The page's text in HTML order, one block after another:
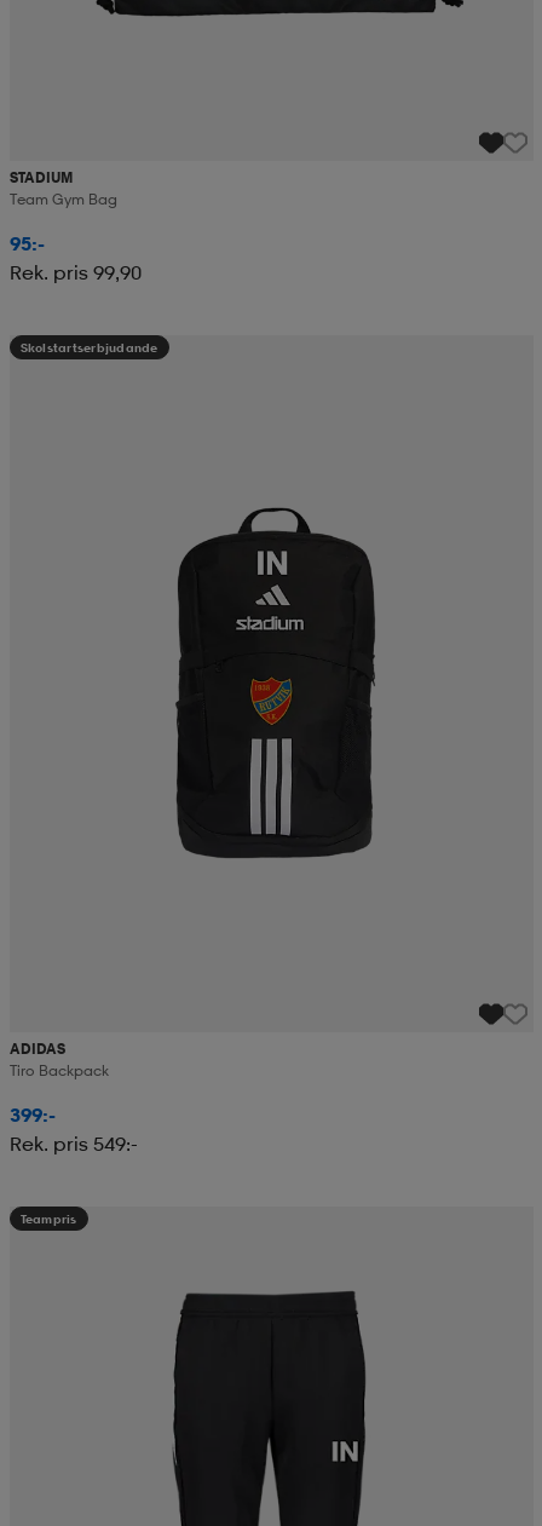
STADIUM
Team Gym Bag
95:-
Rek. pris 99,90
Skolstartserbjudande
ADIDAS
Tiro Backpack
399:-
Rek. pris 549:-
Teampris